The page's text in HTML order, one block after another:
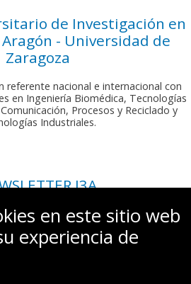
de Investigación en
- Universidad de
Zaragoza
referente nacional e internacional con
en Ingeniería Biomédica, Tecnologías
Procesos y Reciclado y
Industriales.
I3A
boletín mensual, envíanos un correo a:
en este sitio web
experiencia de